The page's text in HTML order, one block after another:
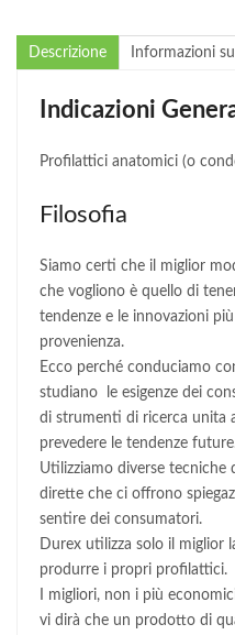
Descrizione Informazioni
Indicazioni
Profilattici anatomici (o
Filosofia
Siamo certi che il miglior
che vogliono è quello di
tendenze e le innovazioni
provenienza.
Ecco perché conduciamo
studiano le esigenze dei
di strumenti di ricerca unita
prevedere le tendenze
Utilizziamo diverse tecniche
dirette che ci offrono
sentire dei consumatori.
Durex utilizza solo il miglior
produrre i propri profilattici.
I migliori, non i più
vi dirà che un prodotto di